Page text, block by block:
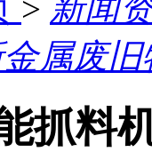
> 新闻
属废
抓料